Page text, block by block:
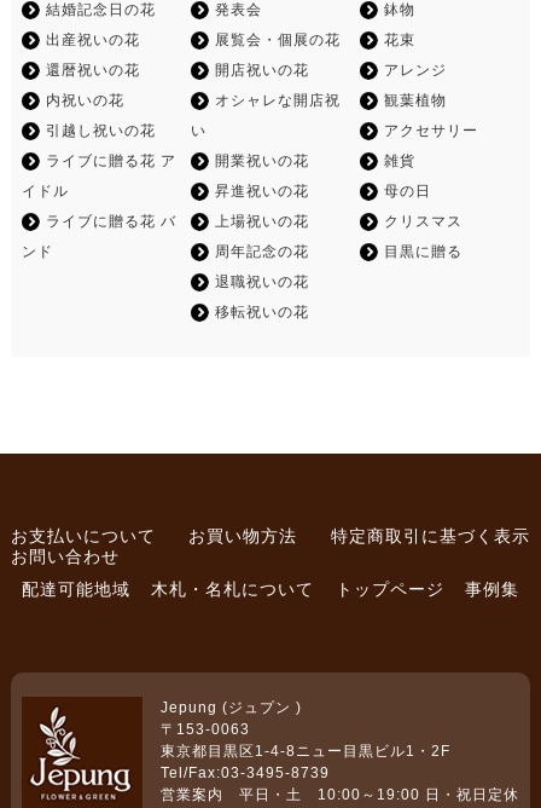
結婚記念日の花
出産祝いの花
還暦祝いの花
内祝いの花
引越し祝いの花
ライブに贈る花 ア
イドル
ライブに贈る花 バ
ンド
発表会
展覧会・個展の花
開店祝いの花
オシャレな開店祝
い
開業祝いの花
昇進祝いの花
上場祝いの花
周年記念の花
退職祝いの花
移転祝いの花
鉢物
花束
アレンジ
観葉植物
アクセサリー
雑貨
母の日
クリスマス
目黒に贈る
お支払いについて お買い物方法
特定商取引に基づく表示
お問い合わせ
配達可能地域
木札・名札について トップページ 事例集
Jepung (ジュプン )
〒153-0063
東京都目黒区1-4-8ニュー目黒ビル1・2F
Tel/Fax:03-3495-8739
営業案内 平日・土 10:00～19:00 日・祝日定休